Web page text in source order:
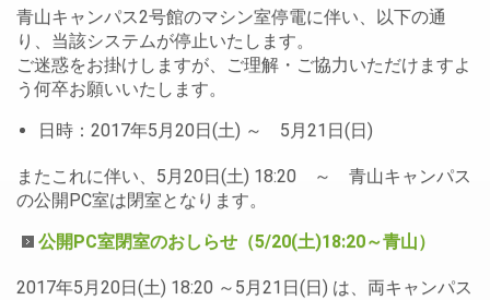
青山キャンパス2号館のマシン室停電に伴い、以下の通
り、当該システムが停止いたします。
ご迷惑をお掛けしますが、ご理解・ご協力いただけますよ
う何卒お願いいたします。
日時：2017年5月20日(土) ～ 5月21日(日)
またこれに伴い、5月20日(土) 18:20 ～ 青山キャンパス
の公開PC室は閉室となります。
公開PC室閉室のおしらせ（5/20(土)18:20～青山）
2017年5月20日(土) 18:20 ～5月21日(日) は、両キャンパス